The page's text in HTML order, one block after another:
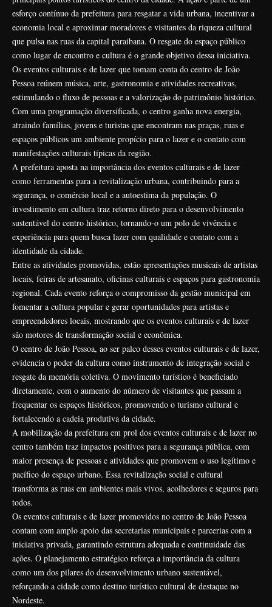
esforço contínuo da prefeitura para resgatar a vida urbana, incentivar a
economia local e aproximar moradores e visitantes da riqueza cultural
que pulsa nas ruas da capital paraibana. O resgate do espaço público
como lugar de encontro e cultura é o grande objetivo dessa iniciativa.
Os eventos culturais e de lazer que tomam conta do centro de João
Pessoa reúnem música, arte, gastronomia e atividades recreativas,
estimulando o fluxo de pessoas e a valorização do patrimônio histórico.
Com uma programação diversificada, o centro ganha nova energia,
atraindo famílias, jovens e turistas que encontram nas praças, ruas e
espaços públicos um ambiente propício para o lazer e o contato com
manifestações culturais típicas da região.
A prefeitura aposta na importância dos eventos culturais e de lazer
como ferramentas para a revitalização urbana, contribuindo para a
segurança, o comércio local e a autoestima da população. O
investimento em cultura traz retorno direto para o desenvolvimento
sustentável do centro histórico, tornando-o um polo de vivência e
experiência para quem busca lazer com qualidade e contato com a
identidade da cidade.
Entre as atividades promovidas, estão apresentações musicais de artistas
locais, feiras de artesanato, oficinas culturais e espaços para gastronomia
regional. Cada evento reforça o compromisso da gestão municipal em
fomentar a cultura popular e gerar oportunidades para artistas e
empreendedores locais, mostrando que os eventos culturais e de lazer
são motores de transformação social e econômica.
O centro de João Pessoa, ao ser palco desses eventos culturais e de lazer,
evidencia o poder da cultura como instrumento de integração social e
resgate da memória coletiva. O movimento turístico é beneficiado
diretamente, com o aumento do número de visitantes que passam a
frequentar os espaços históricos, promovendo o turismo cultural e
fortalecendo a cadeia produtiva da cidade.
A mobilização da prefeitura em prol dos eventos culturais e de lazer no
centro também traz impactos positivos para a segurança pública, com
maior presença de pessoas e atividades que promovem o uso legítimo e
pacífico do espaço urbano. Essa revitalização social e cultural
transforma as ruas em ambientes mais vivos, acolhedores e seguros para
todos.
Os eventos culturais e de lazer promovidos no centro de João Pessoa
contam com amplo apoio das secretarias municipais e parcerias com a
iniciativa privada, garantindo estrutura adequada e continuidade das
ações. O planejamento estratégico reforça a importância da cultura
como um dos pilares do desenvolvimento urbano sustentável,
reforçando a cidade como destino turístico cultural de destaque no
Nordeste.